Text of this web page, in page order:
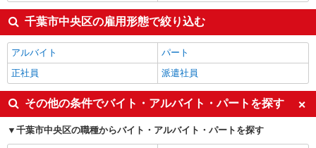
千葉市中央区の雇用形態で絞り込む
アルバイト
パート
正社員
派遣社員
その他の条件でバイト・アルバイト・パートを探す
千葉市中央区の職種からバイト・アルバイト・パートを探す